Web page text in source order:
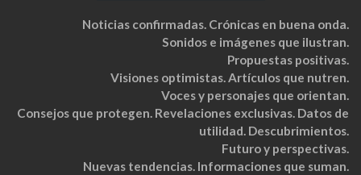
Noticias confirmadas. Crónicas en buena onda.
Sonidos e imágenes que ilustran.
Propuestas positivas.
Visiones optimistas. Artículos que nutren.
Voces y personajes que orientan.
Consejos que protegen. Revelaciones exclusivas. Datos de
utilidad. Descubrimientos.
Futuro y perspectivas.
Nuevas tendencias. Informaciones que suman.